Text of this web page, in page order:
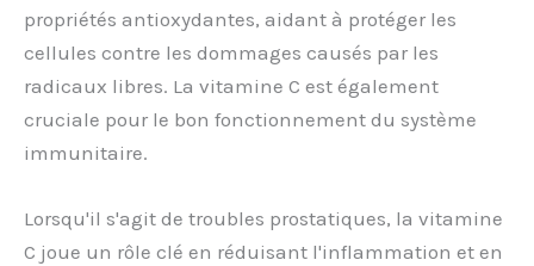
propriétés antioxydantes, aidant à protéger les
cellules contre les dommages causés par les
radicaux libres. La vitamine C est également
cruciale pour le bon fonctionnement du système
immunitaire.
Lorsqu'il s'agit de troubles prostatiques, la vitamine
C joue un rôle clé en réduisant l'inflammation et en